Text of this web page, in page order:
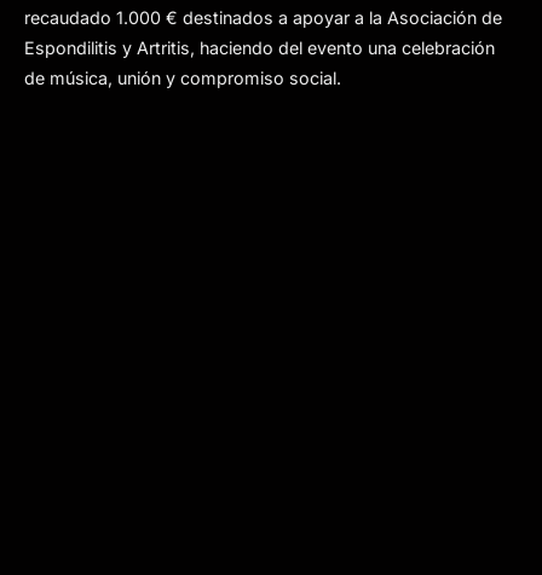
recaudado 1.000 € destinados a apoyar a la Asociación de
Espondilitis y Artritis, haciendo del evento una celebración
de música, unión y compromiso social.